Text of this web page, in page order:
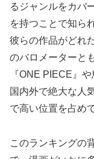
るジャンルをカバ
を持つことで知ら
彼らの作品がどれ
のバロメーターと
『ONE PIECE』
国内外で絶大な人
で高い位置を占め
このランキングの